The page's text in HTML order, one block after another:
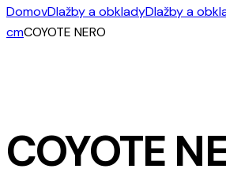
DomovDlažby a obkladyDlažby a
cmCOYOTE NERO
COYOTE